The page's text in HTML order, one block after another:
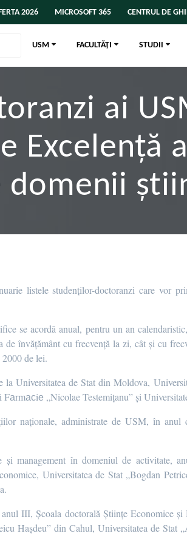
2026 MICROSOFT 365 CENTRUL DE
USM FACULTĂȚI STUDII
ai
Excelență
domenii
listele studenților-doctoranzi care vor
se acordă anual, pentru un an
de învățământ cu frecvență la zi, cât și cu
de lei.
Universitatea de Stat din Moldova,
„Nicolae Testemițanu” și
naționale, administrate de USM, în anul
şi management în domeniul de activitate,
Universitatea de Stat „Bogdan
III, Școala doctorală Științe Economice
Hașdeu” din Cahul, Universitatea de Stat